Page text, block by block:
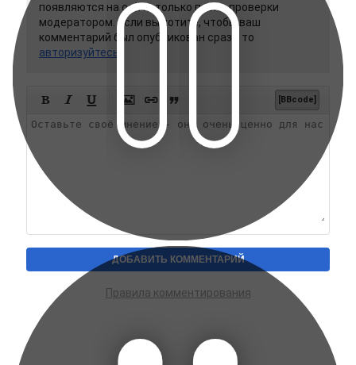
появляются на сайте только после проверки
модератором. Если вы хотите, чтобы ваш
комментарий был опубликован сразу, то
авторизуйтесь
      [BBcode]
Правила комментирования